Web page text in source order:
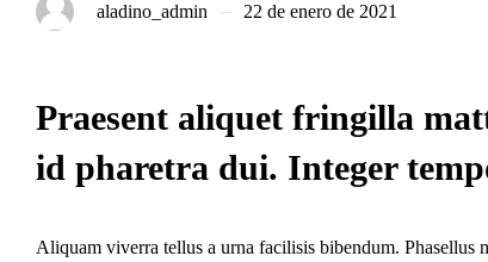
aladino_admin 22 de enero de 2021
Praesent aliquet fringilla
id pharetra dui. Integer
Aliquam viverra tellus a urna facilisis bibendum. Phasellus